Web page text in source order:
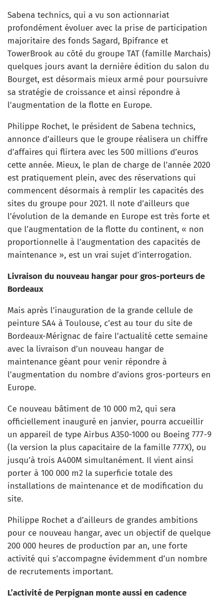
Sabena technics, qui a vu son actionnariat
profondément évoluer avec la prise de participation
majoritaire des fonds Sagard, Bpifrance et
TowerBrook au côté du groupe TAT (famille Marchais)
quelques jours avant la dernière édition du salon du
Bourget, est désormais mieux armé pour poursuivre
sa stratégie de croissance et ainsi répondre à
l’augmentation de la flotte en Europe.
Philippe Rochet, le président de Sabena technics,
annonce d’ailleurs que le groupe réalisera un chiffre
d’affaires qui flirtera avec les 500 millions d’euros
cette année. Mieux, le plan de charge de l’année 2020
est pratiquement plein, avec des réservations qui
commencent désormais à remplir les capacités des
sites du groupe pour 2021. Il note d’ailleurs que
l’évolution de la demande en Europe est très forte et
que l’augmentation de la flotte du continent, « non
proportionnelle à l’augmentation des capacités de
maintenance », est un vrai sujet d’interrogation.
Livraison du nouveau hangar pour gros-porteurs de
Bordeaux
Mais après l’inauguration de la grande cellule de
peinture SA4 à Toulouse, c’est au tour du site de
Bordeaux-Mérignac de faire l’actualité cette semaine
avec la livraison d’un nouveau hangar de
maintenance géant pour venir répondre à
l’augmentation du nombre d’avions gros-porteurs en
Europe.
Ce nouveau bâtiment de 10 000 m2, qui sera
officiellement inauguré en janvier, pourra accueillir
un appareil de type Airbus A350-1000 ou Boeing 777-9
(la version la plus capacitaire de la famille 777X), ou
jusqu’à trois A400M simultanément. Il vient ainsi
porter à 100 000 m2 la superficie totale des
installations de maintenance et de modification du
site.
Philippe Rochet a d’ailleurs de grandes ambitions
pour ce nouveau hangar, avec un objectif de quelque
200 000 heures de production par an, une forte
activité qui s’accompagne évidemment d’un nombre
de recrutements important.
L’activité de Perpignan monte aussi en cadence